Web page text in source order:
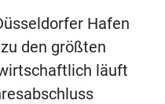
Hafen
den größten
läuft